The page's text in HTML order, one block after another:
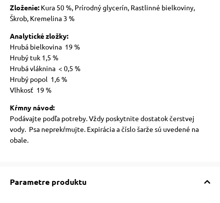
Zloženie: Kura 50 %, Prírodný glycerín, Rastlinné bielkoviny,
Škrob, Kremelina 3 %
Analytické zložky:
Hrubá bielkovina 19 %
Hrubý tuk 1,5 %
Hrubá vláknina < 0,5 %
Hrubý popol 1,6 %
Vlhkosť 19 %
Kŕmny návod:
Podávajte podľa potreby. Vždy poskytnite dostatok čerstvej
vody. Psa neprekŕmujte. Expirácia a číslo šarže sú uvedené na
obale.
Parametre produktu